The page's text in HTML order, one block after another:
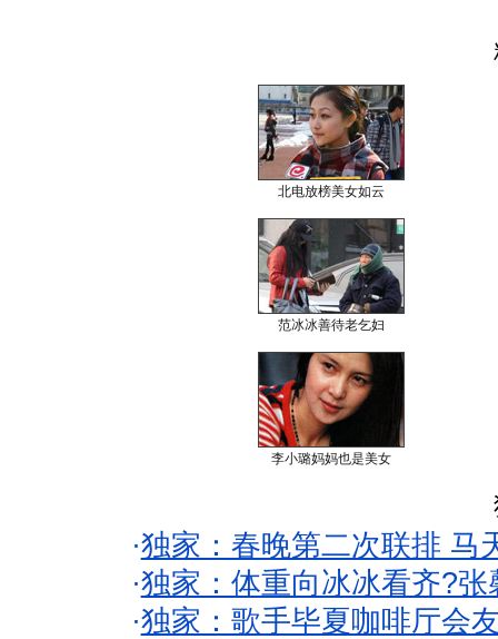
北电放榜美女如云
范冰冰善待老乞妇
李小璐妈妈也是美女
·独家：春晚第二次联排 马
·独家：体重向冰冰看齐?
·独家：歌手毕夏咖啡厅会